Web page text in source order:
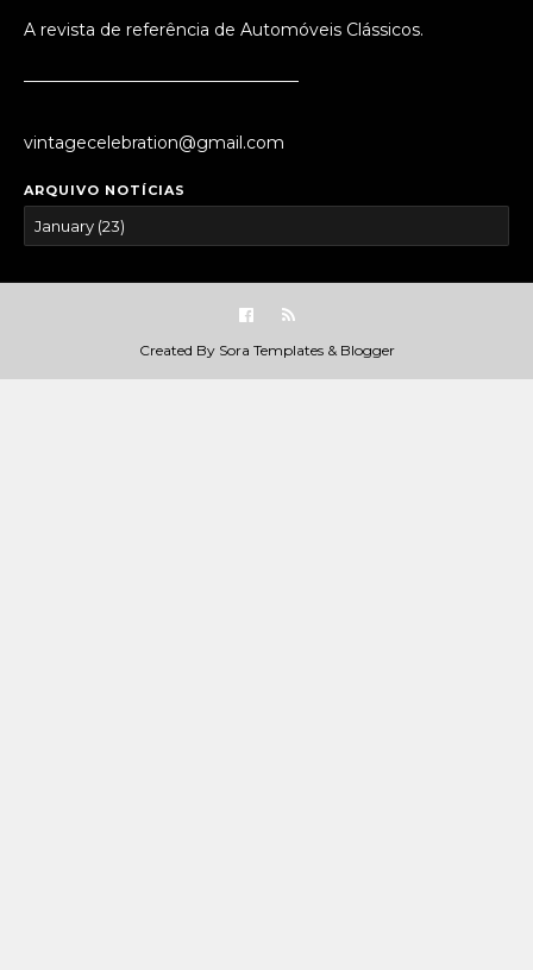
A revista de referência de Automóveis Clássicos.
vintagecelebration@gmail.com
ARQUIVO NOTÍCIAS
Created By Sora Templates& Blogger